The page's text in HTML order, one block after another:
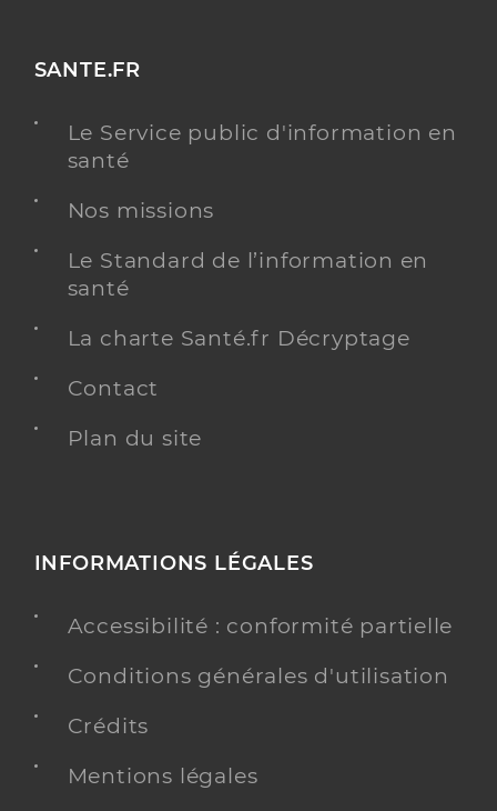
SANTE.FR
Le Service public d'information en
santé
Nos missions
Le Standard de l’information en
santé
La charte Santé.fr Décryptage
Contact
Plan du site
INFORMATIONS LÉGALES
Accessibilité : conformité partielle
Conditions générales d'utilisation
Crédits
Mentions légales